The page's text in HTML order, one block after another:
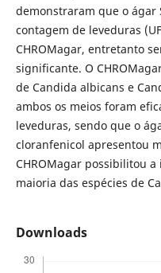
demonstraram que o
contagem de leveduras
CHROMagar, entretanto
significante. O
de Candida albicans e
ambos os meios foram
leveduras, sendo que o
cloranfenicol apresentou
CHROMagar possibilitou
maioria das espécies de
Downloads